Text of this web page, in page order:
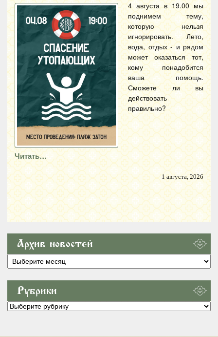
4 августа в 19.00 мы
поднимем тему,
которую нельзя
игнорировать. Лето,
вода, отдых - и рядом
может оказаться тот,
кому понадобится
ваша помощь.
Сможете ли вы
действовать
правильно?
Читать…
1 августа, 2026
Архив новостей
Архив
новостей
Рубрики
Рубрики